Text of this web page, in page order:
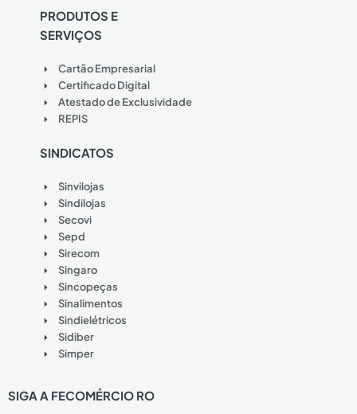
PRODUTOS E
SERVIÇOS
Cartão Empresarial
Certificado Digital
Atestado de Exclusividade
REPIS
SINDICATOS
Sinvilojas
Sindilojas
Secovi
Sepd
Sirecom
Singaro
Sincopeças
Sinalimentos
Sindielétricos
Sidiber
Simper
SIGA A FECOMÉRCIO RO